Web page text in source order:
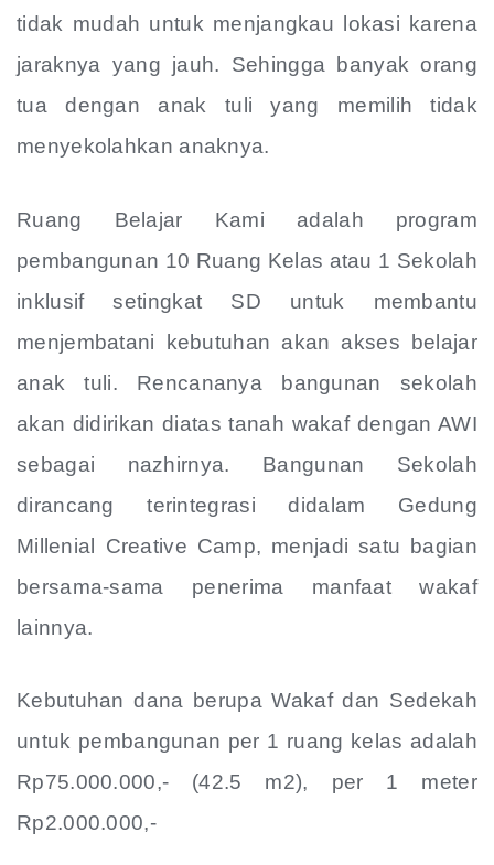
tidak mudah untuk menjangkau lokasi karena
jaraknya yang jauh. Sehingga banyak orang
tua dengan anak tuli yang memilih tidak
menyekolahkan anaknya.
Ruang Belajar Kami adalah program
pembangunan 10 Ruang Kelas atau 1 Sekolah
inklusif setingkat SD untuk membantu
menjembatani kebutuhan akan akses belajar
anak tuli. Rencananya bangunan sekolah
akan didirikan diatas tanah wakaf dengan AWI
sebagai nazhirnya. Bangunan Sekolah
dirancang terintegrasi didalam Gedung
Millenial Creative Camp, menjadi satu bagian
bersama-sama penerima manfaat wakaf
lainnya.
Kebutuhan dana berupa Wakaf dan Sedekah
untuk pembangunan per 1 ruang kelas adalah
Rp75.000.000,- (42.5 m2), per 1 meter
Rp2.000.000,-